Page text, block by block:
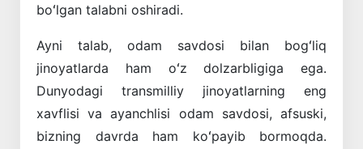
boʻlgan talabni oshiradi.
Ayni talab, odam savdosi bilan bogʻliq
jinoyatlarda ham oʻz dolzarbligiga ega.
Dunyodagi transmilliy jinoyatlarning eng
xavflisi va ayanchlisi odam savdosi, afsuski,
bizning davrda ham koʻpayib bormoqda.